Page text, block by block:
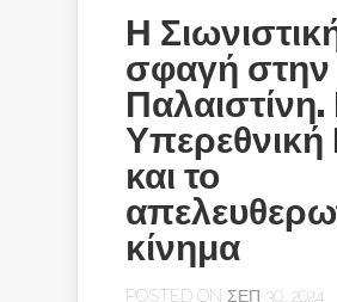
Η
σφαγή στην
Παλαιστίνη.
Υπερεθνική
και το
κίνημα
POSTED ON ΣΕΠ 30, 2024